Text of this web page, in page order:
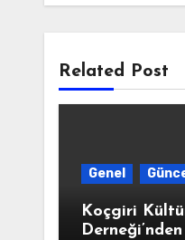
Related Post
Genel
Koçgiri